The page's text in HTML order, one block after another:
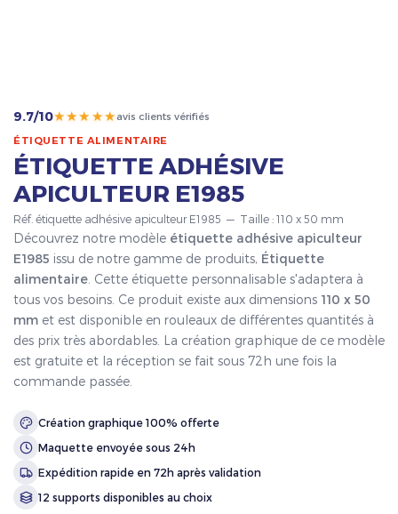
9.7/10★★★★★avis clients vérifiés
ÉTIQUETTE ALIMENTAIRE
ÉTIQUETTE ADHÉSIVE
APICULTEUR E1985
Réf. étiquette adhésive apiculteur E1985 — Taille : 110 x 50 mm
Découvrez notre modèle étiquette adhésive apiculteur
E1985 issu de notre gamme de produits, Étiquette
alimentaire . Cette étiquette personnalisable s'adaptera à
tous vos besoins. Ce produit existe aux dimensions 110 x 50
mm et est disponible en rouleaux de différentes quantités à
des prix très abordables. La création graphique de ce modèle
est gratuite et la réception se fait sous 72h une fois la
commande passée.
Création graphique 100% offerte
Maquette envoyée sous 24h
Expédition rapide en 72h après validation
12 supports disponibles au choix